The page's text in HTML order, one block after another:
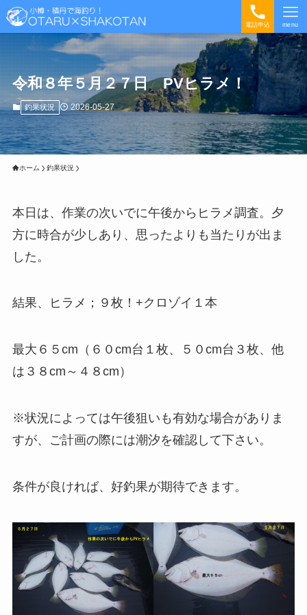
電話申込 menu
令和８年５月２７日 PVヒラメ！
釣果状況 2026-05-27
ホーム 釣果状況
本日は、作業の次いでに午後からヒラメ調査。夕
方に時合が少しあり、思ったよりも当たりが出ま
した。
結果、ヒラメ；９枚！+クロゾイ１本
最大６５cm（６０cm台１枚、５０cm台３枚、他
は３８cm～４８cm）
※状況によっては午後狙いも有効な場合がありま
すが、ご計画の際には潮汐を確認して下さい。
条件が良ければ、好釣果が期待できます。